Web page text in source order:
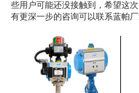
些用户可能还没接触到，希望这
有更深一步的咨询可以联系蓝帕厂